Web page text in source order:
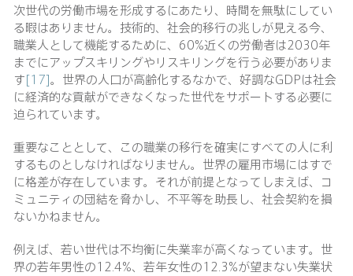
次世代の労働市場を形成するにあたり、時間を無駄にしてい
る暇はありません。技術的、社会的移行の兆しが見える今、
職業人として機能するために、60%近くの労働者は2030年
までにアップスキリングやリスキリングを行う必要がありま
す[17]。世界の人口が高齢化するなかで、好調なGDPは社会
に経済的な貢献ができなくなった世代をサポートする必要に
迫られています。
重要なこととして、この職業の移行を確実にすべての人に利
するものとしなければなりません。世界の雇用市場にはすで
に格差が存在しています。それが前提となってしまえば、コ
ミュニティの団結を脅かし、不平等を助長し、社会契約を損
ないかねません。
例えば、若い世代は不均衡に失業率が高くなっています。世
界の若年男性の12.4%、若年女性の12.3%が望まない失業状